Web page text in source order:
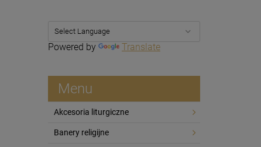
Powered by Translate
Menu
Akcesoria liturgiczne
Banery religijne